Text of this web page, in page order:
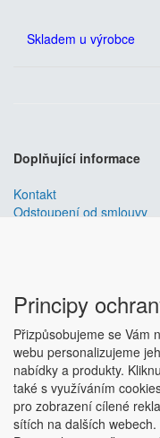
Skladem u výrobce
Doplňující informace
Kontakt
Odstoupení od smlouvy
je
ESHOP dodáváme
responzivní šablonou,
Hlavní výhody?
data ve Vaší ABŘE. Chci
Copyright © ABRA
Principy
Přizpůsobujeme se Vám
webu personalizujeme
nabídky a produkty.
také s využíváním
pro zobrazení cílené
sítích na dalších webech.